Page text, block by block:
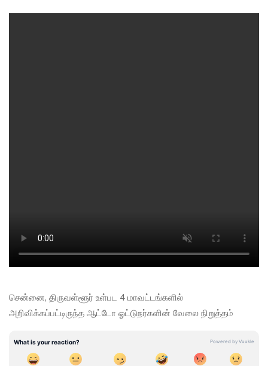
சென்னை, திருவள்ளூர் உள்பட 4 மாவட்டங்களில்
அறிவிக்கப்பட்டிருந்த ஆட்டோ ஓட்டுநர்களின் வேலை நிறுத்தம்